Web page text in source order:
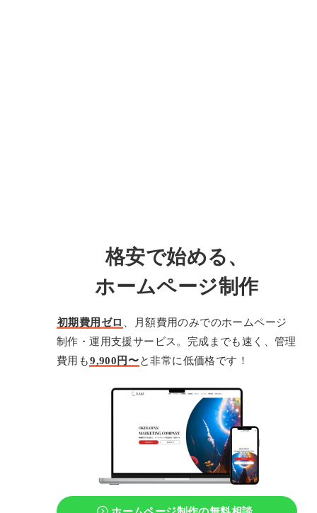
格安で始める、
ホームページ制作
初期費用ゼロ 、月額費用のみでのホームページ
制作・運用支援サービス。完成までも速く、管理
費用も9,900円〜と非常に低価格です！